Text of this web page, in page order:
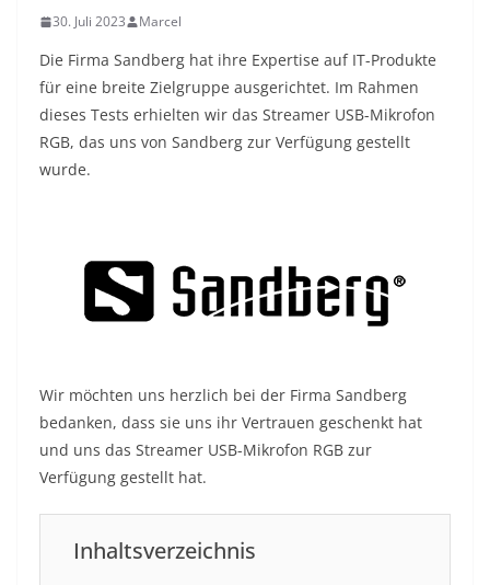
30. Juli 2023 Marcel
Die Firma Sandberg hat ihre Expertise auf IT-Produkte
für eine breite Zielgruppe ausgerichtet. Im Rahmen
dieses Tests erhielten wir das Streamer USB-Mikrofon
RGB, das uns von Sandberg zur Verfügung gestellt
wurde.
Wir möchten uns herzlich bei der Firma Sandberg
bedanken, dass sie uns ihr Vertrauen geschenkt hat
und uns das Streamer USB-Mikrofon RGB zur
Verfügung gestellt hat.
Inhaltsverzeichnis